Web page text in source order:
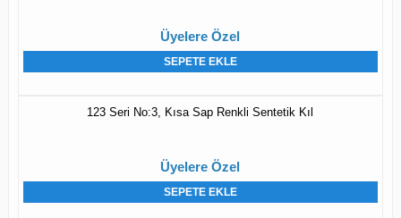
Üyelere Özel
SEPETE EKLE
123 Seri No:3, Kısa Sap Renkli Sentetik Kıl
Üyelere Özel
SEPETE EKLE